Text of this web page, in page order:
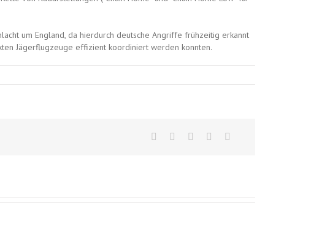
um England, da hierdurch deutsche Angriffe frühzeitig erkannt
Jägerflugzeuge effizient koordiniert werden konnten.